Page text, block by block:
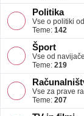
Politika
Vse o politiki
Teme: 142
Šport
Vse od
Teme: 219
Vse za prave
Teme: 207